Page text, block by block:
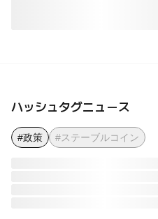
ハッシュタグニュース
#政策 #ステーブルコイン